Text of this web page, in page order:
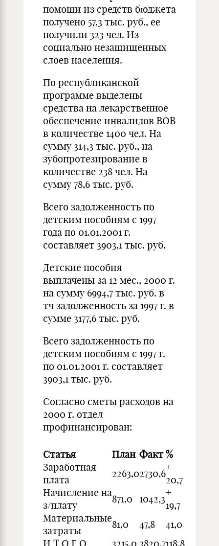
помощи из средств бюджета
получено 57,3 тыс. руб., ее
получили 323 чел. Из
социально незащищенных
слоев населения.
По республиканской
программе выделены
средства на лекарственное
обеспечение инвалидов ВОВ
в количестве 1400 чел. На
сумму 314,3 тыс. руб., на
зубопротезирование в
количестве 238 чел. На
сумму 78,6 тыс. руб.
Всего задолженность по
детским пособиям с 1997
года по 01.01.2001 г.
составляет 3903,1 тыс. руб.
Детские пособия
выплачены за 12 мес., 2000 г.
на сумму 6994,7 тыс. руб. в
тч задолженность за 1997 г. в
сумме 3177,6 тыс. руб.
Всего задолженность по
детским пособиям с 1997 г.
по 01.01.2001 г. составляет
3903,1 тыс. руб.
Согласно сметы расходов на
2000 г. отдел
профинансирован:
Статья План Факт %
Заработная
плата
2263,02730,6
+
20,7
Начисление на
з/плату
871,0 1042,3
+
19,7
Материальные
затраты
81,0 47,8
41,0
И Т О Г О
3215,0 3820,7118,8